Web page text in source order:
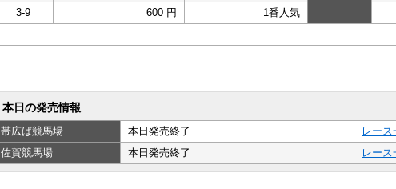
3-9 600 円
1番人気
本日の発売情報
帯広ば競馬場 本日発売終了 レース
佐賀競馬場 本日発売終了 レース